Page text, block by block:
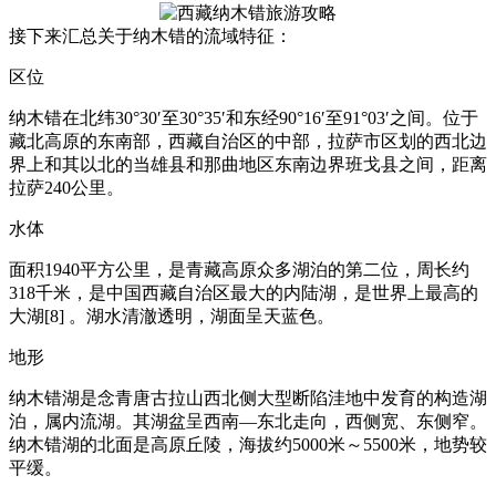
接下来汇总关于纳木错的流域特征：
区位
纳木错在北纬30°30′至30°35′和东经90°16′至91°03′之间。位于
藏北高原的东南部，西藏自治区的中部，拉萨市区划的西北边
界上和其以北的当雄县和那曲地区东南边界班戈县之间，距离
拉萨240公里。
水体
面积1940平方公里，是青藏高原众多湖泊的第二位，周长约
318千米，是中国西藏自治区最大的内陆湖，是世界上最高的
大湖[8] 。湖水清澈透明，湖面呈天蓝色。
地形
纳木错湖是念青唐古拉山西北侧大型断陷洼地中发育的构造湖
泊，属内流湖。其湖盆呈西南—东北走向，西侧宽、东侧窄。
纳木错湖的北面是高原丘陵，海拔约5000米～5500米，地势较
平缓。